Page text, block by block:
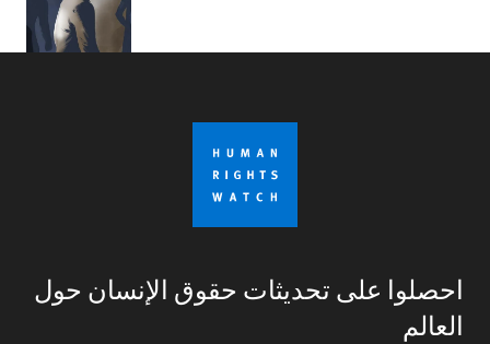
احصلوا على تحديثات حقوق الإنسان حول
العالم